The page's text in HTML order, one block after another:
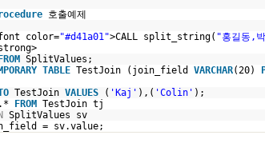
호출예제
color="#d41a01">CALL split_string( "홍길동,
FROM SplitValues;
TABLETestJoin (join_field VARCHAR(20)
TestJoin VALUES( 'Kaj' ),( 'Colin' );
FROM TestJoin tj
SplitValues sv
= sv.value;